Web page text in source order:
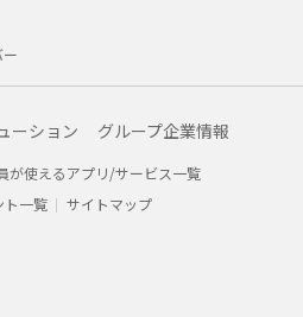
ーション グループ企業情報
が使えるアプリ/サービス一覧
ト一覧
サイトマップ